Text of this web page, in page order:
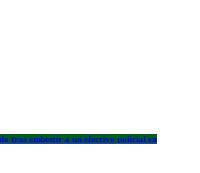
tras embestir a un efectivo policial en